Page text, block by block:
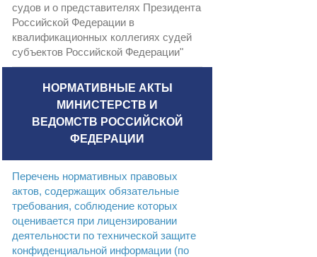
судов и о представителях Президента
Российской Федерации в
квалификационных коллегиях судей
субъектов Российской Федерации"
НОРМАТИВНЫЕ АКТЫ
МИНИСТЕРСТВ И
ВЕДОМСТВ РОССИЙСКОЙ
ФЕДЕРАЦИИ
Перечень нормативных правовых
актов, содержащих обязательные
требования, соблюдение которых
оценивается при лицензировании
деятельности по технической защите
конфиденциальной информации (по